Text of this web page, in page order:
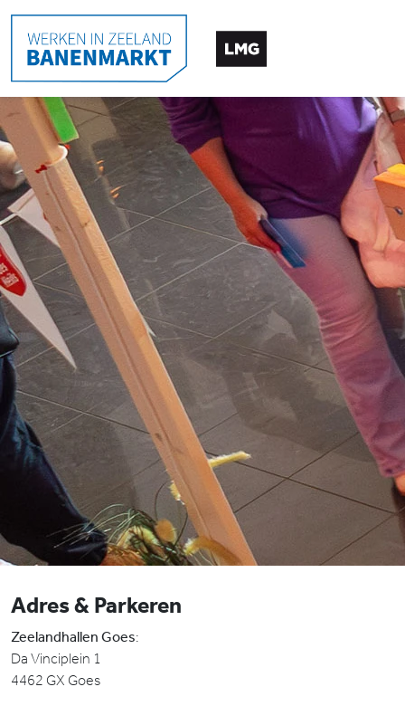
HOME BEZOEKEN ROUTE EN PARKEREN
ROUTE EN PARKEREN
Adres & Parkeren
Zeelandhallen Goes:
Da Vinciplein 1
4462 GX Goes